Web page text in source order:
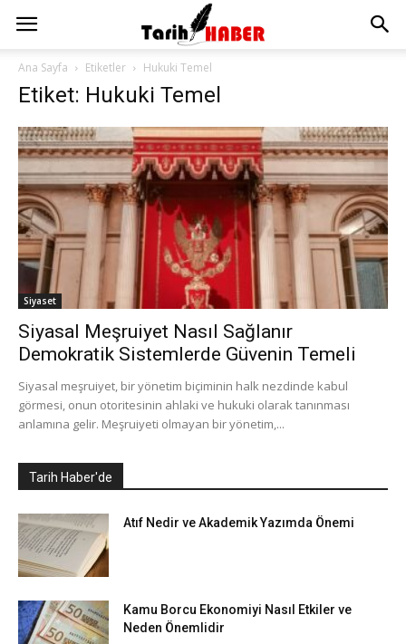
Ana Sayfa Etiketler Hukuki Temel
Etiket: Hukuki Temel
Siyaset
Siyasal Meşruiyet Nasıl Sağlanır
Demokratik Sistemlerde Güvenin Temeli
Siyasal meşruiyet, bir yönetim biçiminin halk nezdinde kabul
görmesi, onun otoritesinin ahlaki ve hukuki olarak tanınması
anlamına gelir. Meşruiyeti olmayan bir yönetim,...
Tarih Haber'de
Atıf Nedir ve Akademik Yazımda Önemi
Kamu Borcu Ekonomiyi Nasıl Etkiler ve
Neden Önemlidir